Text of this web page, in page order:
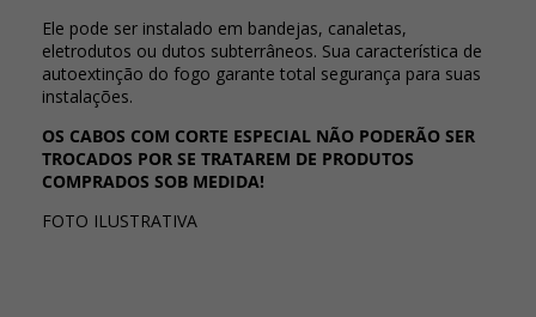
Ele pode ser instalado em bandejas, canaletas,
eletrodutos ou dutos subterrâneos. Sua característica de
autoextinção do fogo garante total segurança para suas
instalações.
OS CABOS COM CORTE ESPECIAL NÃO PODERÃO SER
TROCADOS POR SE TRATAREM DE PRODUTOS
COMPRADOS SOB MEDIDA!
FOTO ILUSTRATIVA